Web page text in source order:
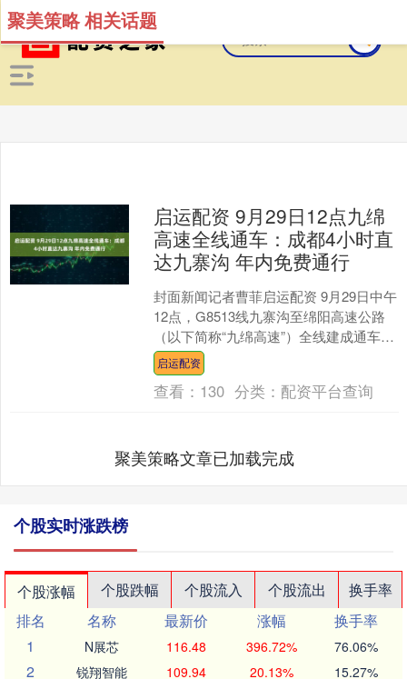
聚美策略 相关话题
启运配资 9月29日12点九绵
高速全线通车：成都4小时直
达九寨沟 年内免费通行
封面新闻记者曹菲启运配资 9月29日中午
12点，G8513线九寨沟至绵阳高速公路
（以下简称“九绵高速”）全线建成通车，
在国庆假期前夕正式向社会车辆开放通
行。川西....
启运配资
查看： 130 分类： 配资平台查询
聚美策略文章已加载完成
个股实时涨跌榜
个股涨幅 个股跌幅 个股流入 个股流出
换手率
排名
名称 最新价 涨幅
换手率
1
N展芯 116.48 396.72% 76.06%
2 锐翔智能 109.94 20.13% 15.27%